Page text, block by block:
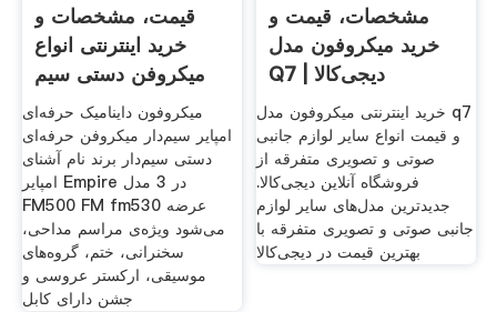
قیمت، مشخصات و
خرید اینترنتی انواع
میکروفن دستی سیم
دار
میکروفون داینامیک حرفه‌ای
امپایر سیم‌دار میکروفن حرفه‌ای
دستی سیم‌دار برند نام آشنای
امپایر Empire در 3 مدل
FM500 FM fm530 عرضه
می‌شود ویژه‌ی مراسم مداحی،
سخنرانی، ختم، گروه‌های
موسیقی، ارکستر عروسی و
جشن دارای کابل
مشخصات، قیمت و
خرید میکروفون مدل
Q7 | دیجی‌کالا
خرید اینترنتی میکروفون مدل q7
و قیمت انواع سایر لوازم جانبی
صوتی و تصویری متفرقه از
فروشگاه آنلاین دیجی‌کالا.
جدیدترین مدل‌های سایر لوازم
جانبی صوتی و تصویری متفرقه با
بهترین قیمت در دیجی‌کالا